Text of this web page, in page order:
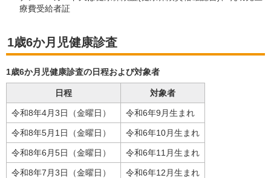
療費受給者証
1歳6か月児健康診査
1歳6か月児健康診査の日程および対象者
日程 対象者
令和8年4月3日（金曜日） 令和6年9月生まれ
令和8年5月1日（金曜日） 令和6年10月生まれ
令和8年6月5日（金曜日） 令和6年11月生まれ
令和8年7月3日（金曜日） 令和6年12月生まれ